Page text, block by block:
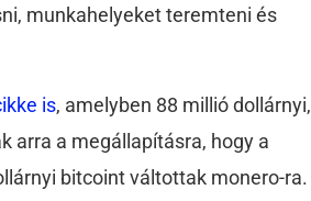
munkahelyeket teremteni és
is, amelyben 88 millió dollárnyi,
arra a megállapításra, hogy a
bitcoint váltottak monero-ra.